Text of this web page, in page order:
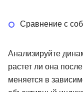
Сравнение с
Анализируйте
растет ли она
меняется в